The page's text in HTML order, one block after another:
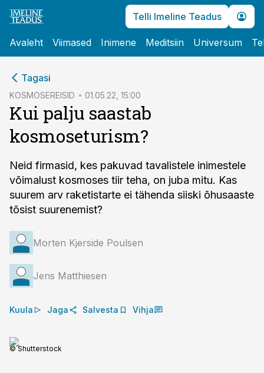
Telli Imeline Teadus
Avaleht Viimased Inimene Meditsiin Universum
Tagasi
KOSMOSEREISID 01.05.22, 15:00
Kui palju saastab
kosmoseturism?
Neid firmasid, kes pakuvad tavalistele inimestele
võimalust kosmoses tiir teha, on juba mitu. Kas
suurem arv raketistarte ei tähenda siiski õhusaaste
tõsist suurenemist?
Morten Kjerside Poulsen
Jens Matthiesen
Kuula Jaga Salvesta Vihja
© Shutterstock